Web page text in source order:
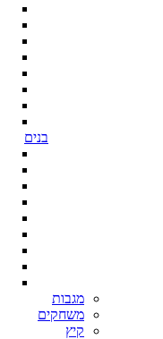
בנים
מגבות
משחקים
קיץ